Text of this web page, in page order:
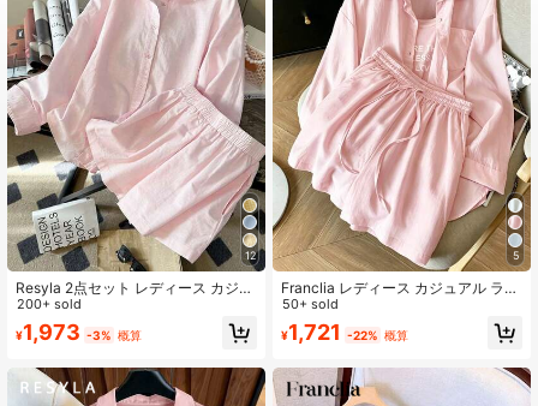
4.87 1.1M フォロワー
4.87 1.1M フォロワー
4.87 1.1M フォロワー
4.87 1.1M フォロワー
12
Resyla 2点セット レディース カジュ
アル シンプル ファッション リネン
ゆとりーなデザイン 長袖トップス&
ショーツ スーツ
200+ sold
¥1,973 -3% 概算
5
Franclia レディース カジュアル ライ
トブルー シャツ&ショーツ 2点セッ
ト
50+ sold
¥1,721 -22% 概算